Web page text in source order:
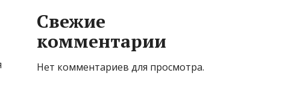
Свежие
комментарии
Нет комментариев для просмотра.